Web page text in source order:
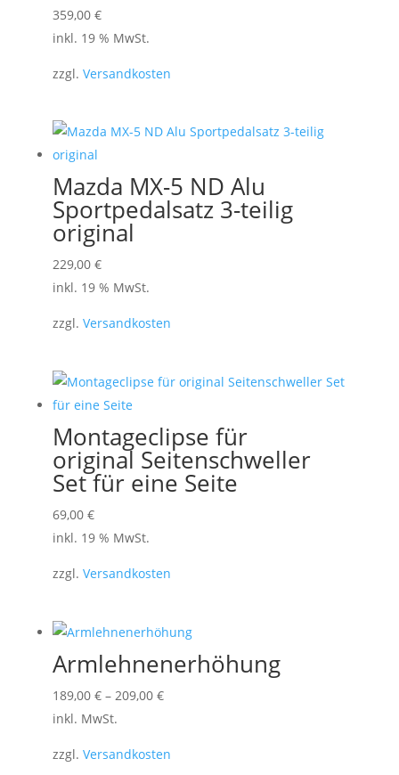
359,00 €
inkl. 19 % MwSt.
zzgl. Versandkosten
Mazda MX-5 ND Alu
Sportpedalsatz 3-teilig
original
229,00 €
inkl. 19 % MwSt.
zzgl. Versandkosten
Montageclipse für
original Seitenschweller
Set für eine Seite
69,00 €
inkl. 19 % MwSt.
zzgl. Versandkosten
Armlehnenerhöhung
189,00 €– 209,00 €
inkl. MwSt.
zzgl. Versandkosten